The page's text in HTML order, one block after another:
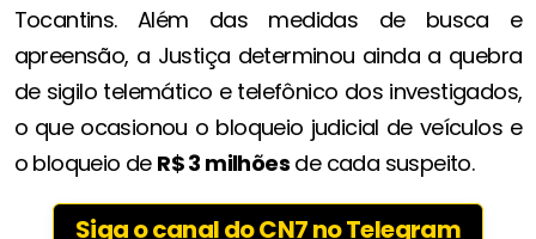
Tocantins. Além das medidas de busca e
apreensão, a Justiça determinou ainda a quebra
de sigilo telemático e telefônico dos investigados,
o que ocasionou o bloqueio judicial de veículos e
o bloqueio de R$ 3 milhõesde cada suspeito.
Siga o canal do CN7 no Telegram